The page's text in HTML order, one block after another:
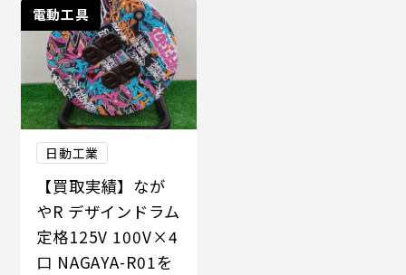
電動工具
日動工業
【買取実績】なが
やR デザインドラム
定格125V 100V×4
口 NAGAYA-R01を